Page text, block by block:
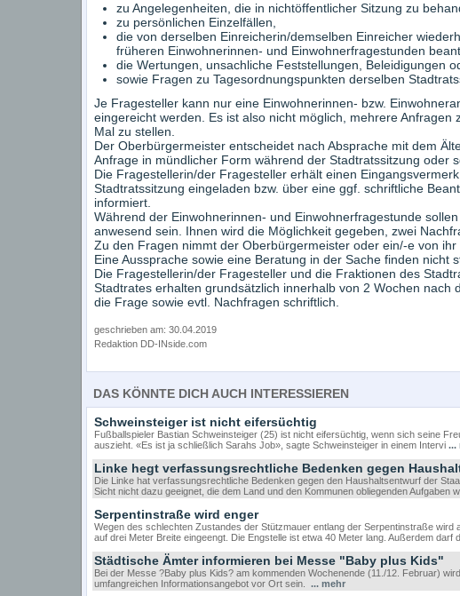
zu Angelegenheiten, die in nichtöffentlicher Sitzung zu
zu persönlichen Einzelfällen,
die von derselben Einreicherin/demselben Einreicher
früheren Einwohnerinnen- und Einwohnerfragestunden
die Wertungen, unsachliche Feststellungen, Beleidigungen
sowie Fragen zu Tagesordnungspunkten derselben
Je Fragesteller kann nur eine Einwohnerinnen- bzw.
eingereicht werden. Es ist also nicht möglich, mehrere Anfragen
Mal zu stellen.
Der Oberbürgermeister entscheidet nach Absprache mit dem
Anfrage in mündlicher Form während der Stadtratssitzung oder
Die Fragestellerin/der Fragesteller erhält einen
Stadtratssitzung eingeladen bzw. über eine ggf. schriftliche
informiert.
Während der Einwohnerinnen- und Einwohnerfragestunde
anwesend sein. Ihnen wird die Möglichkeit gegeben, zwei
Zu den Fragen nimmt der Oberbürgermeister oder ein/-e von ihr
Eine Aussprache sowie eine Beratung in der Sache finden nicht
Die Fragestellerin/der Fragesteller und die Fraktionen des
Stadtrates erhalten grundsätzlich innerhalb von 2 Wochen nach
die Frage sowie evtl. Nachfragen schriftlich.
geschrieben am: 30.04.2019
Redaktion DD-INside.com
DAS KÖNNTE DICH AUCH INTERESSIEREN
Schweinsteiger ist nicht eifersüchtig
Fußballspieler Bastian Schweinsteiger (25) ist nicht eifersüchtig, wenn sich seine
auszieht. «Es ist ja schließlich Sarahs Job», sagte Schweinsteiger in einem Intervi ...
Linke hegt verfassungsrechtliche Bedenken gegen
Die Linke hat verfassungsrechtliche Bedenken gegen den Haushaltsentwurf der
Sicht nicht dazu geeignet, die dem Land und den Kommunen obliegenden Aufgaben
Serpentinstraße wird enger
Wegen des schlechten Zustandes der Stützmauer entlang der Serpentinstraße wird
auf drei Meter Breite eingeengt. Die Engstelle ist etwa 40 Meter lang. Außerdem darf
Städtische Ämter informieren bei Messe "Baby plus Kids"
Bei der Messe ?Baby plus Kids? am kommenden Wochenende (11./12. Februar)
umfangreichen Informationsangebot vor Ort sein. ... mehr